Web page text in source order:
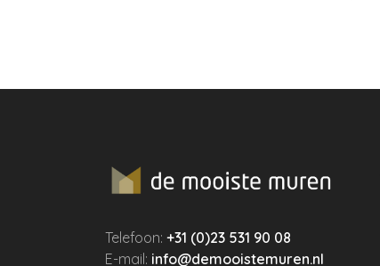
Telefoon:+31 (0)23 531 90 08
E-mail: info@demooistemuren.nl